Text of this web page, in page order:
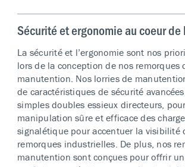
Sécurité et ergonomie au coeur
La sécurité et l’ergonomie sont nos
lors de la conception de nos remorques
manutention. Nos lorries de
de caractéristiques de sécurité
simples doubles essieux directeurs,
manipulation sûre et efficace des
signalétique pour accentuer la visibilité
remorques industrielles. De plus, nos
manutention sont conçues pour offrir